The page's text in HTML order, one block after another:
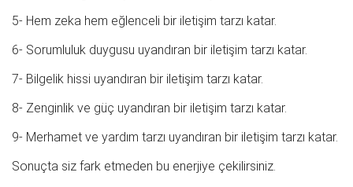
5- Hem zeka hem eğlenceli bir iletişim tarzı katar.
6- Sorumluluk duygusu uyandıran bir iletişim tarzı katar.
7- Bilgelik hissi uyandıran bir iletişim tarzı katar.
8- Zenginlik ve güç uyandıran bir iletişim tarzı katar.
9- Merhamet ve yardım tarzı uyandıran bir iletişim tarzı katar.
Sonuçta siz fark etmeden bu enerjiye çekilirsiniz.